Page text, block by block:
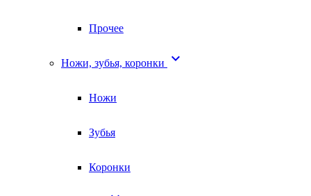
Прочее
Ножи, зубья, коронки 
Ножи
Зубья
Коронки